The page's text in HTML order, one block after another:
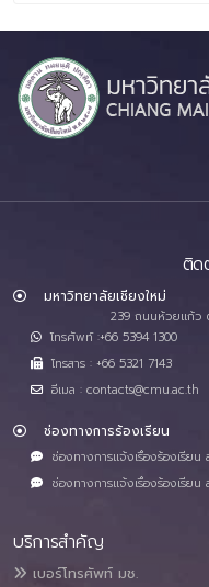
ติด
มหาวิทยาลัยเชียงใหม่
239 ถนนห้วยแก้ว
โทรศัพท์ :+66 5394 1300
โทรสาร : +66 5321 7143
อีเมล : contacts@cmu.ac.th
ช่องทางการร้องเรียน
ช่องทางการแจ้งเรื่องร้องเรีย
ช่องทางการแจ้งเรื่องร้องเรีย
บริการสำคัญ
เบอร์โทรศัพท์ มช.